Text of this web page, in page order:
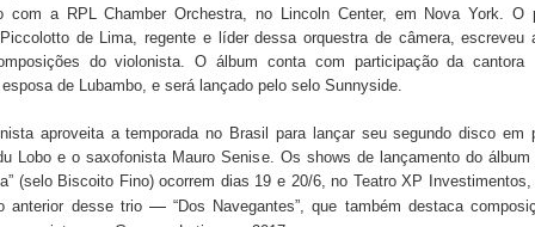
com a RPL Chamber Orchestra, no Lincoln Center, em Nova York. O
de Lima, regente e líder dessa orquestra de câmera, escreveu
do violonista. O álbum conta com participação da cantora
de Lubambo, e será lançado pelo selo Sunnyside.
aproveita a temporada no Brasil para lançar seu segundo disco em
Lobo e o saxofonista Mauro Senise. Os shows de lançamento do álbum
(selo Biscoito Fino) ocorrem dias 19 e 20/6, no Teatro XP
anterior desse trio —“Dos Navegantes”, que também destaca